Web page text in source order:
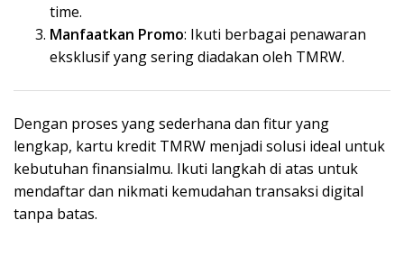
time.
Manfaatkan Promo: Ikuti berbagai penawaran
eksklusif yang sering diadakan oleh TMRW.
Dengan proses yang sederhana dan fitur yang
lengkap, kartu kredit TMRW menjadi solusi ideal untuk
kebutuhan finansialmu. Ikuti langkah di atas untuk
mendaftar dan nikmati kemudahan transaksi digital
tanpa batas.